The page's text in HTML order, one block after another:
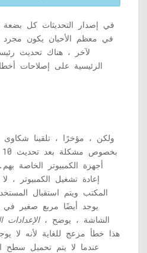
في معظم الأحيان يكون
لآخر ، هناك تحديث
الرئيسية على إصلاحات
ولكن ، مؤخرًا ، تلقينا
أجهزة الكمبيوتر الخاصة
إعادة تشغيل الكمبيوتر ،
المكتب ويتم استقبال
يوجد أيضًا مربع صغير في
الشاشة ، يوضح ،
هذا خطأ مزعج للغاية لأنه لا
عندما لا يتم تحميل